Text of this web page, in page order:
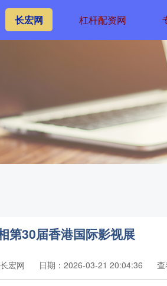
长宏网 杠杆配资网
第30届香港国际影视展
宏网 日期：2026-03-21 20:04:36